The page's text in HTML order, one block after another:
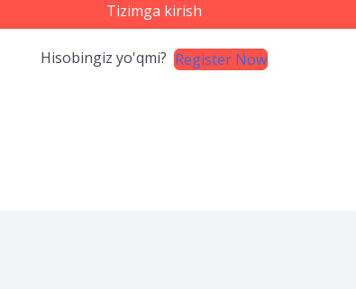
Tizimga kirish
Hisobingiz yo'qmi? Register Now